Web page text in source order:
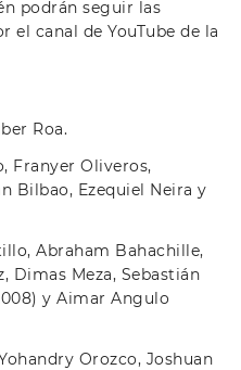
podrán seguir las
el canal de YouTube de la
Roa.
Franyer Oliveros,
Bilbao, Ezequiel Neira y
Abraham Bahachille,
Dimas Meza, Sebastián
y Aimar Angulo
Orozco, Joshuan